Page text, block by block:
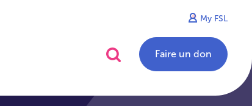
My FSL
Faire un don